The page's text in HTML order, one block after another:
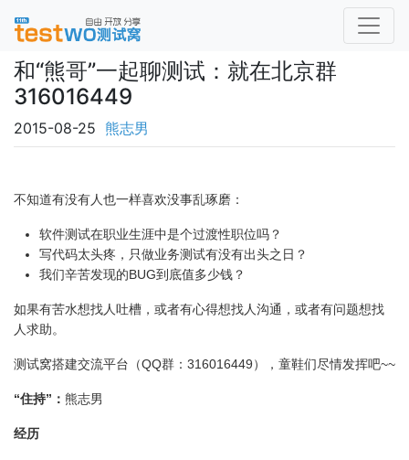
和“熊哥”一起聊测试：就在北京群
316016449
2015-08-25 熊志男
不知道有没有人也一样喜欢没事乱琢磨：
软件测试在职业生涯中是个过渡性职位吗？
写代码太头疼，只做业务测试有没有出头之日？
我们辛苦发现的BUG到底值多少钱？
如果有苦水想找人吐槽，或者有心得想找人沟通，或者有问题想找
人求助。
测试窝搭建交流平台（QQ群：316016449），童鞋们尽情发挥吧~~
“住持”： 熊志男
经历